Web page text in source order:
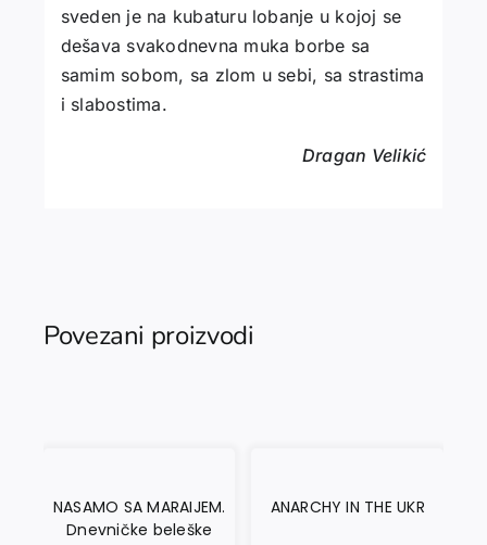
sveden je na kubaturu lobanje u kojoj se
dešava svakodnevna muka borbe sa
samim sobom, sa zlom u sebi, sa strastima
i slabostima.
Dragan Velikić
Povezani proizvodi
NASAMO SA MARAIJEM.
Dnevničke beleške
ANARCHY IN THE UKR